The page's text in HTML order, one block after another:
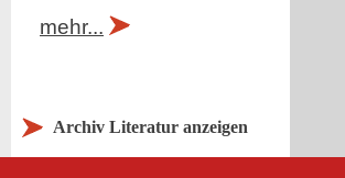
mehr...
Archiv Literatur anzeigen